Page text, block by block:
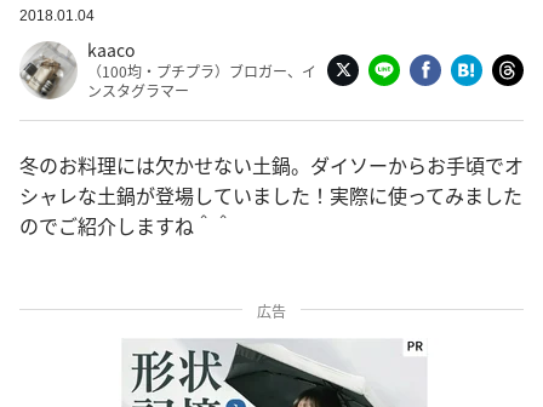
2018.01.04
kaaco
（100均・プチプラ）ブロガー、イ
ンスタグラマー
冬のお料理には欠かせない土鍋。ダイソーからお手頃でオ
シャレな土鍋が登場していました！実際に使ってみました
のでご紹介しますね＾＾
広告